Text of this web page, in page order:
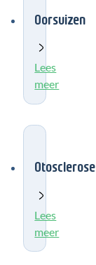
Oorsuizen
Lees
meer
Otosclerose
Lees
meer